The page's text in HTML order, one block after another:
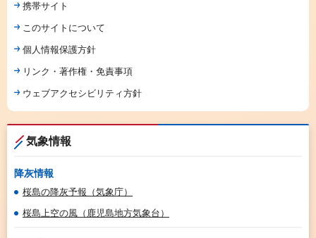
携帯サイト
このサイトについて
個人情報保護方針
リンク・著作権・免責事項
ウェブアクセシビリティ方針
気象情報
降灰情報
桜島の降灰予報（気象庁）
桜島上空の風（鹿児島地方気象台）